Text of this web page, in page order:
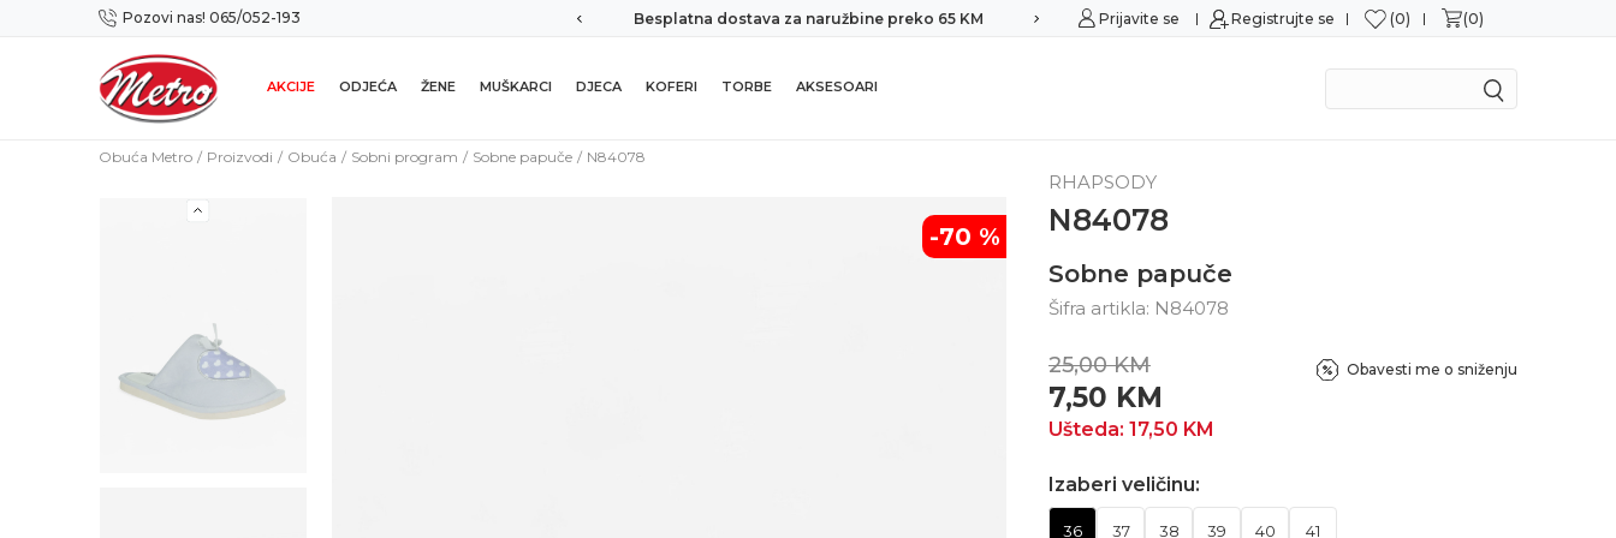
Pozovi nas! 065/052-193
Preuzmi NOVU Metro mobilnu aplikaciju! Besplatna dostava za naružbine preko 65 KM Sigurna kupovina
Prijavite se Registrujte se 0 0
AKCIJE ODJEĆA ŽENE MUŠKARCI DJECA KOFERI TORBE AKSESOARI
Obuća Metro Proizvodi Obuća Sobni program Sobne papuče N84078
-70 %
RHAPSODY
N84078
Sobne papuče
Šifra artikla: N84078
25,00 KM
7,50 KM
Ušteda: 17,50 KM
Obavesti me o sniženju
Izaberi veličinu:
36 37 38 39 40 41